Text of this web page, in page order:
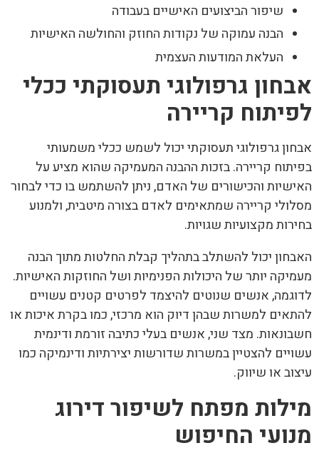
שיפור הביצועים האישיים בעבודה
הבנה עמוקה של נקודות החוזק והחולשה האישיות
העלאת המודעות העצמית
אבחון גרפולוגי תעסוקתי ככלי
לפיתוח קריירה
אבחון גרפולוגי תעסוקתי יכול לשמש ככלי משמעותי
בפיתוח קריירה. בזכות ההבנה המעמיקה שהוא מציע על
האישיות והכישורים של האדם, ניתן להשתמש בו כדי לבחור
מסלולי קריירה שמתאימים לאדם בצורה מיטבית, ולמנוע
בחירות מקצועיות שגויות.
האבחון יכול להשתלב בתהליך קבלת החלטות מתוך הבנה
מעמיקה יותר של היכולות הפנימיות ושל החוזקות האישיות.
לדוגמה, אנשים שנוטים להיצמד לפרטים קטנים עשויים
להתאים למשרות שבהן דיוק הוא מרכזי, כמו בקרת איכות או
חשבונאות. מצד שני, אנשים בעלי כתיבה זורמת ודינמית
עשויים להצטיין במשרות שדורשות יצירתיות ודינמיקה כמו
עיצוב או שיווק.
מילות מפתח לשיפור דירוג
מנועי החיפוש